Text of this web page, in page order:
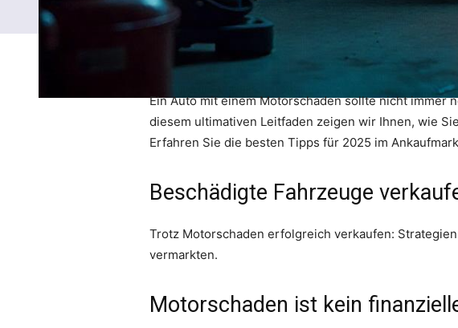
Ein Auto mit einem Motorschaden sollte nicht immer
diesem ultimativen Leitfaden zeigen wir Ihnen, wie
Erfahren Sie die besten Tipps für 2025 im
Beschädigte Fahrzeuge
Trotz Motorschaden erfolgreich verkaufen:
vermarkten.
Motorschaden ist kein